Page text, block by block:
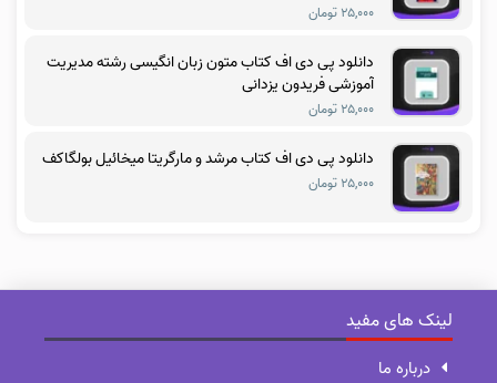
۲۵,۰۰۰ تومان
دانلود پی دی اف کتاب متون زبان انگیسی رشته مدیریت
آموزشی فریدون یزدانی
۲۵,۰۰۰ تومان
دانلود پی دی اف کتاب مرشد و مارگریتا میخائیل بولگاکف
۲۵,۰۰۰ تومان
لینک های مفید
درباره ما